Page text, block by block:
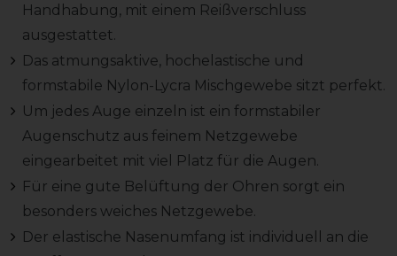
Handhabung, mit einem Reißverschluss
ausgestattet.
Das atmungsaktive, hochelastische und
formstabile Nylon-Lycra Mischgewebe sitzt perfekt.
Um jedes Auge einzeln ist ein formstabiler
Augenschutz aus feinem Netzgewebe
eingearbeitet mit viel Platz für die Augen.
Für eine gute Belüftung der Ohren sorgt ein
besonders weiches Netzgewebe.
Der elastische Nasenumfang ist individuell an die